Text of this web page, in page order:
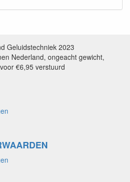
Geluidstechniek 2023
Nederland, ongeacht gewicht,
€6,95 verstuurd